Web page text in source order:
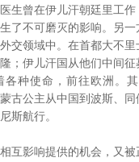
生曾在伊儿汗朝廷里工
了不可磨灭的影响。另
交领域中。在首都大不里
；伊儿汗国从他们中间
各种使命，前往欧洲。
古公主从中国到波斯、
斯航行。
影响提供的机会，又被